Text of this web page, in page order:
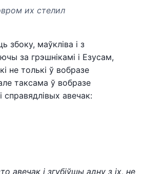
их стелил
збоку, маўкліва і з
за грэшнікамі і Езусам,
не толькі ў вобразе
таксама ў вобразе
справядлівых авечак:
авечак і згубіўшы адну з іх, не